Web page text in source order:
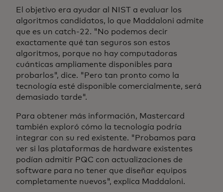
El objetivo era ayudar al NIST a evaluar los
algoritmos candidatos, lo que Maddaloni admite
que es un catch-22. "No podemos decir
exactamente qué tan seguros son estos
algoritmos, porque no hay computadoras
cuánticas ampliamente disponibles para
probarlos", dice. "Pero tan pronto como la
tecnología esté disponible comercialmente, será
demasiado tarde".
Para obtener más información, Mastercard
también exploró cómo la tecnología podría
integrar con su red existente. "Probamos para
ver si las plataformas de hardware existentes
podían admitir PQC con actualizaciones de
software para no tener que diseñar equipos
completamente nuevos", explica Maddaloni.